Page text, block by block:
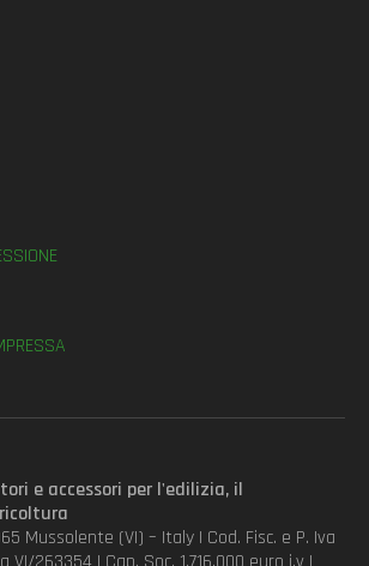
e accessori per l'edilizia, il
Mussolente (VI) – Italy | Cod. Fisc. e P. Iva